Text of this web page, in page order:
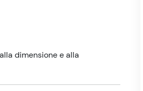
dimensione e alla